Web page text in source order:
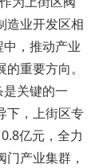
造业开发区相
中，推动产业
重要方向。
是关键的一
下，上街区专
亿元，全力
产业集群，